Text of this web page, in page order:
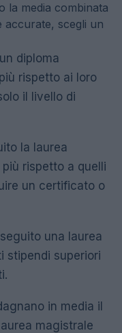
la media combinata
accurate, scegli un
diploma
rispetto ai loro
il livello di
la laurea
rispetto a quelli
un certificato o
una laurea
stipendi superiori
in media il
magistrale